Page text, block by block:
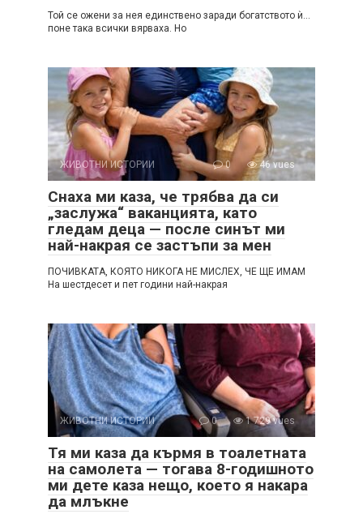
Той се ожени за нея единствено заради богатството ѝ…
поне така всички вярваха. Но
ЖИВОТНИ ИСТОРИИ 0 46 vues
Снаха ми каза, че трябва да си
„заслужа“ ваканцията, като
гледам деца — после синът ми
най-накрая се застъпи за мен
ПОЧИВКАТА, КОЯТО НИКОГА НЕ МИСЛЕХ, ЧЕ ЩЕ ИМАМ
На шестдесет и пет години най-накрая
ЖИВОТНИ ИСТОРИИ 0 1 729 vues
Тя ми каза да кърмя в тоалетната
на самолета — тогава 8-годишното
ми дете каза нещо, което я накара
да млъкне